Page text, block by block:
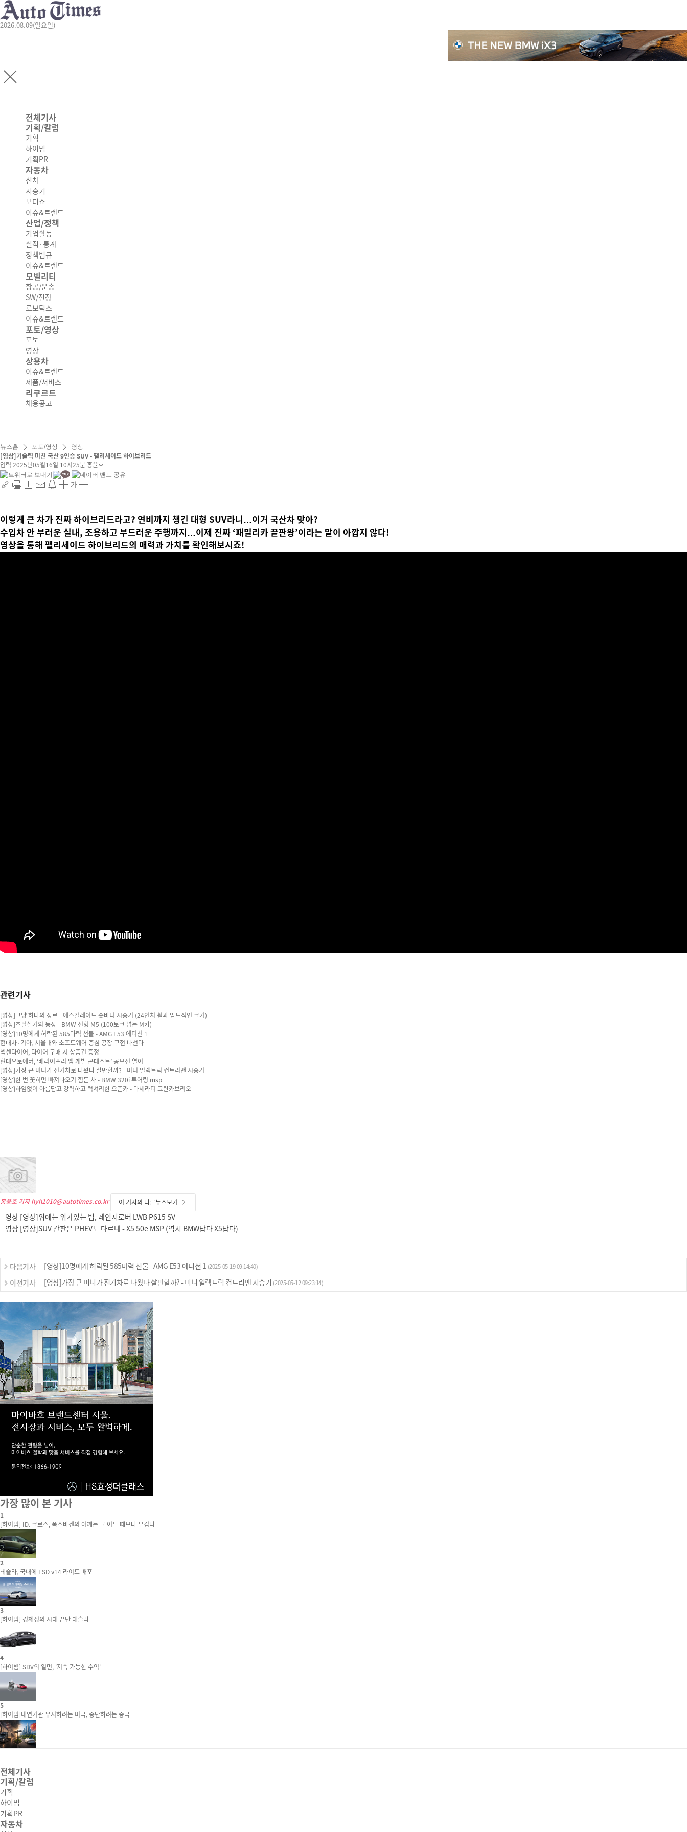
2026.08.09(일요일)
전체기사
기획/칼럼
기획
하이빔
기획PR
자동차
신차
시승기
모터쇼
이슈&트렌드
산업/정책
기업활동
실적·통계
정책법규
이슈&트렌드
모빌리티
항공/운송
SW/전장
로보틱스
이슈&트렌드
포토/영상
포토
영상
상용차
이슈&트렌드
제품/서비스
리쿠르트
채용공고
뉴스홈 포토/영상 영상
[영상]기술력 미친 국산 9인승 SUV - 팰리세이드 하이브리드
입력 2025년05월16일 10시25분 홍윤호
가
이렇게 큰 차가 진짜 하이브리드라고? 연비까지 챙긴 대형 SUV라니…이거 국산차 맞아?
수입차 안 부러운 실내, 조용하고 부드러운 주행까지…이제 진짜 ‘패밀리카 끝판왕’이라는 말이 아깝지 않다!
영상을 통해 팰리세이드 하이브리드의 매력과 가치를 확인해보시죠!
관련기사
[영상]그냥 하나의 장르 - 에스컬레이드 숏바디 시승기 (24인치 휠과 압도적인 크기)
[영상]초필살기의 등장 - BMW 신형 M5 (100토크 넘는 M카)
[영상]10명에게 허락된 585마력 선물 - AMG E53 에디션 1
현대차·기아, 서울대와 소프트웨어 중심 공장 구현 나선다
넥센타이어, 타이어 구매 시 상품권 증정
현대오토에버, ‘배리어프리 앱 개발 콘테스트’ 공모전 열어
[영상]가장 큰 미니가 전기차로 나왔다 살만할까? - 미니 일렉트릭 컨트리맨 시승기
[영상]한 번 꽃히면 빠져나오기 힘든 차 - BMW 320i 투어링 msp
[영상]하염없이 아름답고 강력하고 럭셔리한 오픈카 - 마세라티 그란카브리오
홍윤호 기자 hyh1010@autotimes.co.kr 이 기자의 다른뉴스보기
영상 [영상]위에는 위가있는 법, 레인지로버 LWB P615 SV
영상 [영상]SUV 간판은 PHEV도 다르네 - X5 50e MSP (역시 BMW답다 X5답다)
다음기사 [영상]10명에게 허락된 585마력 선물 - AMG E53 에디션 1 (2025-05-19 09:14:40)
이전기사 [영상]가장 큰 미니가 전기차로 나왔다 살만할까? - 미니 일렉트릭 컨트리맨 시승기 (2025-05-12 09:23:14)
가장 많이 본 기사
1
[하이빔] ID. 크로스, 폭스바겐의 어깨는 그 어느 때보다 무겁다
2
테슬라, 국내에 FSD v14 라이트 배포
3
[하이빔] 경제성의 시대 끝난 테슬라
4
[하이빔] SDV의 일면, '지속 가능한 수익'
5
[하이빔]내연기관 유지하려는 미국, 중단하려는 중국
전체기사
기획/칼럼
기획
하이빔
기획PR
자동차